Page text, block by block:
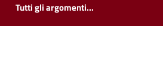
Tutti gli argomenti...